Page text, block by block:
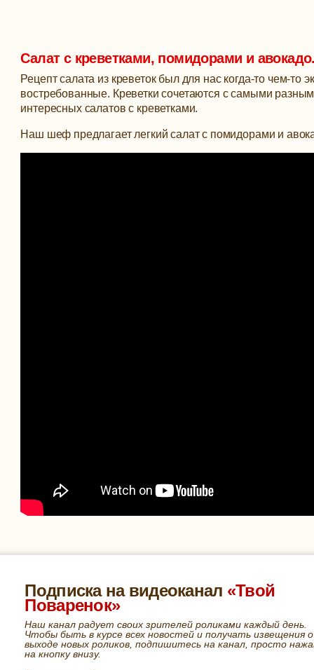
Салат с креветками, помидорами и
Рецепт салата из креветок был для нас когда-то чем-то
востребованные. Креветки сочетаются с самыми
интересных салатов с креветками.
Наш шеф предлагает легкий салат с помидорами и
Подписка на видеоканал «Твой
Поваренок»
Наш канал радует своих зрителей роликами каждый день.
Чтобы быть в курсе всех новостей и получать извещения о
выходе новых роликов, подпишитесь на канал, просто
на кнопку внизу.